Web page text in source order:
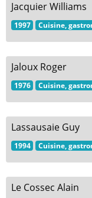
Jacquier Williams
1997 Cuisine,
Jaloux Roger
1976 Cuisine,
Lassausaie Guy
1994 Cuisine,
Le Cossec Alain